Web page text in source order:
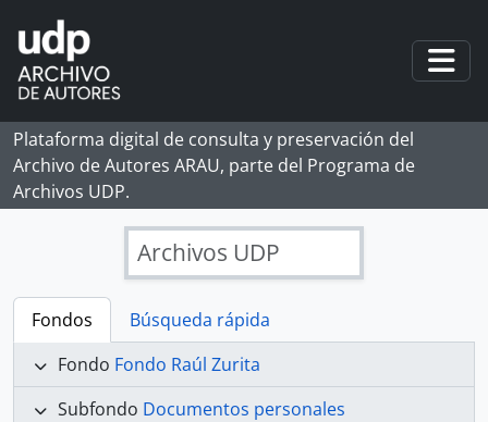
Skip to main content
Plataforma digital de consulta y preservación del
Archivo de Autores ARAU, parte del Programa de
Archivos UDP.
Archivos UDP
Fondos
Búsqueda rápida
Fondo Fondo Raúl Zurita
Subfondo Documentos personales